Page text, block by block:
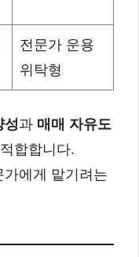
전문가 운용
위탁형
성과 매매 자유도
합합니다.
에게 맡기려는